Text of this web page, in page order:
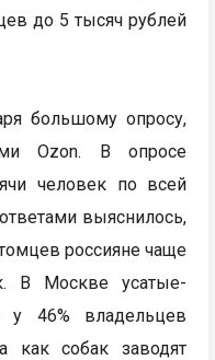
до 5 тысяч рублей
большому опросу,
Ozon. В опросе
человек по всей
выяснилось,
россияне чаще
В Москве усатые-
46% владельцев
как собак заводят